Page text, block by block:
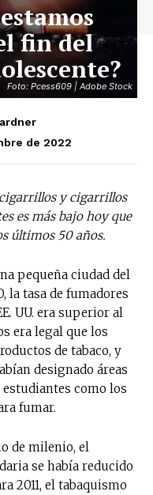
Foto: Pcess609 | Adobe Stock
fin del
de 2022
y cigarrillos
es más bajo hoy que
últimos 50 años.
pequeña ciudad del
la tasa de fumadores
UU. era superior al
era legal que los
de tabaco, y
designado áreas
como los
fumar.
de milenio, el
se había reducido
2011, el tabaquismo